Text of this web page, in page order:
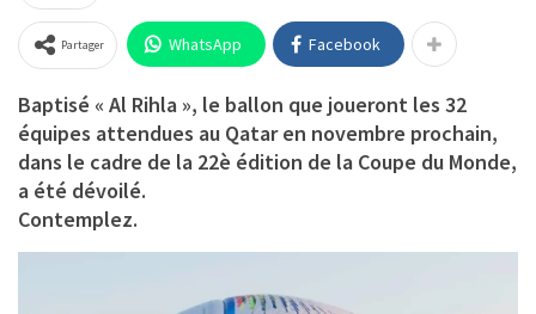
Partager WhatsApp Facebook
Baptisé « Al Rihla », le ballon que joueront les 32
équipes attendues au Qatar en novembre prochain,
dans le cadre de la 22è édition de la Coupe du Monde,
a été dévoilé.
Contemplez.